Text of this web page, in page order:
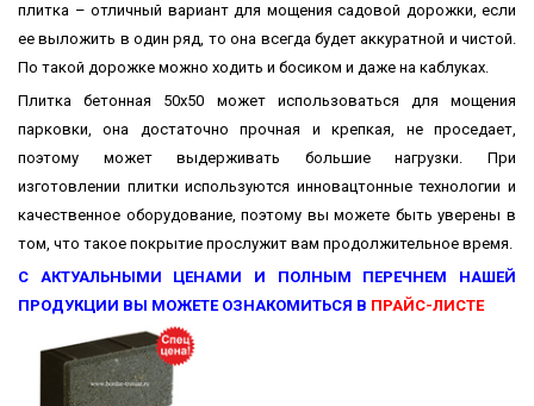
плитка – отличный вариант для мощения садовой дорожки, если
ее выложить в один ряд, то она всегда будет аккуратной и чистой.
По такой дорожке можно ходить и босиком и даже на каблуках.
Плитка бетонная 50х50 может использоваться для мощения
парковки, она достаточно прочная и крепкая, не проседает,
поэтому может выдерживать большие нагрузки. При
изготовлении плитки используются инновацтонные технологии и
качественное оборудование, поэтому вы можете быть уверены в
том, что такое покрытие прослужит вам продолжительное время.
С АКТУАЛЬНЫМИ ЦЕНАМИ И ПОЛНЫМ ПЕРЕЧНЕМ НАШЕЙ
ПРОДУКЦИИ ВЫ МОЖЕТЕ ОЗНАКОМИТЬСЯ В ПРАЙС-ЛИСТЕ